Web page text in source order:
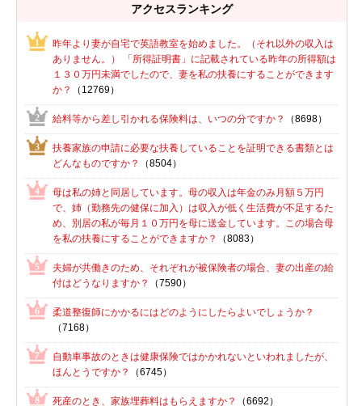
アクセスランキング
昨年より妻が自宅で英語教室を始めました。（それ以外の収入は
ありません。） 「所得証明書」に記載されている昨年の所得額は
１３０万円未満でしたので、妻を私の扶養にすることができます
か？
（12769）
給料等から差し引かれる保険料は、いつの分ですか？ （8698）
扶養家族の申請に必要な扶養していることを証明できる書類とは
どんなものですか？
（8504）
母は私の姉と同居しています。母の収入は年金のみ月額５万円
で、姉（勤務先の健保に加入）は収入が低く生活費が不足するた
め、別居の私が毎月１０万円を母に送金しています。この場合母
を私の扶養にすることができますか？
（8083）
夫婦が共働きのため、それぞれが被保険者の場合、妻の出産の給
付はどうなりますか？
（7590）
柔道整復師にかかるにはどのようにしたらよいでしょうか？
（7168）
自動車事故のときは健康保険ではかかれないといわれましたが、
ほんとうですか？
（6745）
死産のとき、家族埋葬料はもらえますか？ （6692）